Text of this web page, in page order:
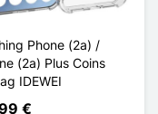
Phone (2a) /
(2a) Plus Coins
IDEWEI
€